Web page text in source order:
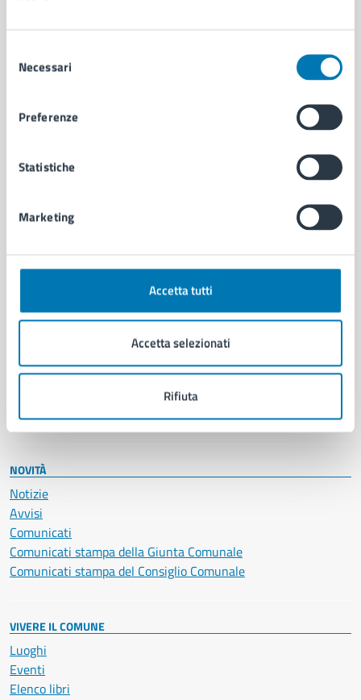
delNecessari
Preferenze
Statistiche
Marketing
Accetta tutti
Accetta selezionati
Rifiuta
Organi di governo
Enti e fondazioni
Documenti e dati
Ambiente
Educazione e formazione
Giustizia e sicurezza pubblica
Salute, benessere e assistenza
Vita lavorativa
NOVITÀ
Notizie
Avvisi
Comunicati
Comunicati stampa della Giunta Comunale
Comunicati stampa del Consiglio Comunale
VIVERE IL COMUNE
Luoghi
Eventi
Elenco libri